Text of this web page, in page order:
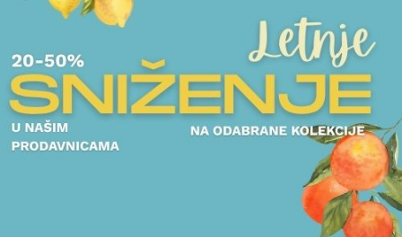
POGLEDAJTE I DRUGE PROIZVODE OVOG BRENDA
ČAŠE ZA KOKTELE
ČAŠA PADERNO - LIVING
1.813,00RSD
ČAJNICI
ŠOLJE ZA ČAJ
SET ZA ČAJ
LIVING
10.988,00RSD